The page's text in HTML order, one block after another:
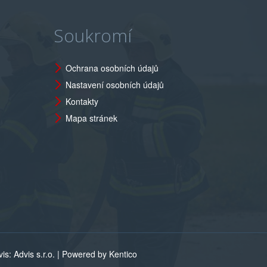
Soukromí
Ochrana osobních údajů
Nastavení osobních údajů
Kontakty
Mapa stránek
Advis s.r.o. | Powered by Kentico